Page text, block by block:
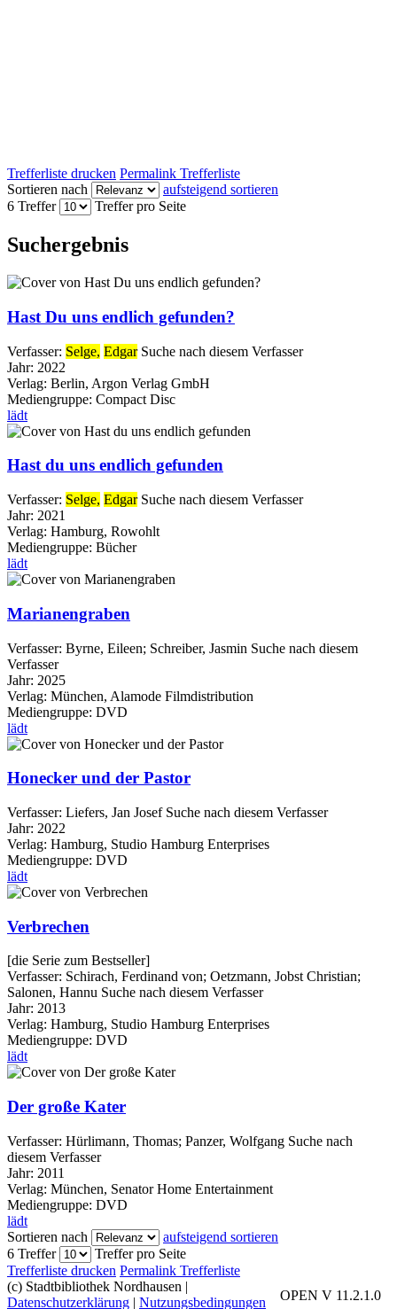
Trefferliste drucken Permalink Trefferliste
Sortieren nach
aufsteigend sortieren
6 Treffer
Treffer pro Seite
Suchergebnis
Hast Du uns endlich gefunden?
Verfasser: Selge, Edgar Suche nach diesem Verfasser
Jahr: 2022
Verlag: Berlin, Argon Verlag GmbH
Mediengruppe: Compact Disc
lädt
Hast du uns endlich gefunden
Verfasser: Selge, Edgar Suche nach diesem Verfasser
Jahr: 2021
Verlag: Hamburg, Rowohlt
Mediengruppe: Bücher
lädt
Marianengraben
Verfasser: Byrne, Eileen; Schreiber, Jasmin Suche nach diesem
Verfasser
Jahr: 2025
Verlag: München, Alamode Filmdistribution
Mediengruppe: DVD
lädt
Honecker und der Pastor
Verfasser: Liefers, Jan Josef Suche nach diesem Verfasser
Jahr: 2022
Verlag: Hamburg, Studio Hamburg Enterprises
Mediengruppe: DVD
lädt
Verbrechen
[die Serie zum Bestseller]
Verfasser: Schirach, Ferdinand von; Oetzmann, Jobst Christian;
Salonen, Hannu Suche nach diesem Verfasser
Jahr: 2013
Verlag: Hamburg, Studio Hamburg Enterprises
Mediengruppe: DVD
lädt
Der große Kater
Verfasser: Hürlimann, Thomas; Panzer, Wolfgang Suche nach
diesem Verfasser
Jahr: 2011
Verlag: München, Senator Home Entertainment
Mediengruppe: DVD
lädt
Sortieren nach
aufsteigend sortieren
6 Treffer
Treffer pro Seite
Trefferliste drucken Permalink Trefferliste
OPEN V 11.2.1.0
(c) Stadtbibliothek Nordhausen |
Datenschutzerklärung | Nutzungsbedingungen